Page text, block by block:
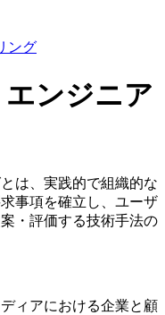
ング
ンジニア
は、実践的で組織的な
事項を確立し、ユーザ
・評価する技術手法の
ィアにおける企業と顧